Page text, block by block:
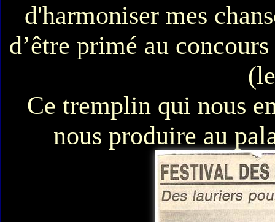
d'harmoniser mes
d’être primé au
Ce tremplin qui nous
nous produire au